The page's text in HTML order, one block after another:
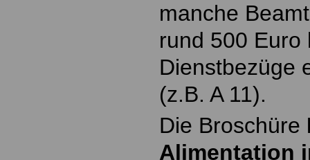
manche
rund 500 Euro
Dienstbezüge
(z.B. A 11).
Die Broschüre
Alimentation